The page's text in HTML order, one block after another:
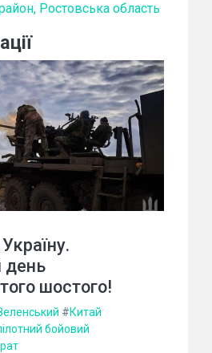
Ростовська область
день
шостого!
#Китай
бойовий